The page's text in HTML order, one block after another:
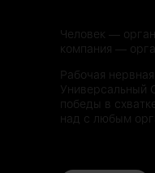
Человек —
компания —
Рабочая
Универсальный
победы в
над с любым